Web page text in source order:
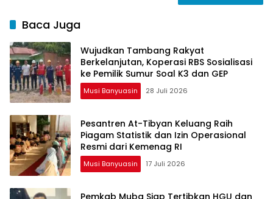
Baca Juga
Wujudkan Tambang Rakyat
Berkelanjutan, Koperasi RBS Sosialisasi
ke Pemilik Sumur Soal K3 dan GEP
Musi Banyuasin 28 Juli 2026
Pesantren At-Tibyan Keluang Raih
Piagam Statistik dan Izin Operasional
Resmi dari Kemenag RI
Musi Banyuasin 17 Juli 2026